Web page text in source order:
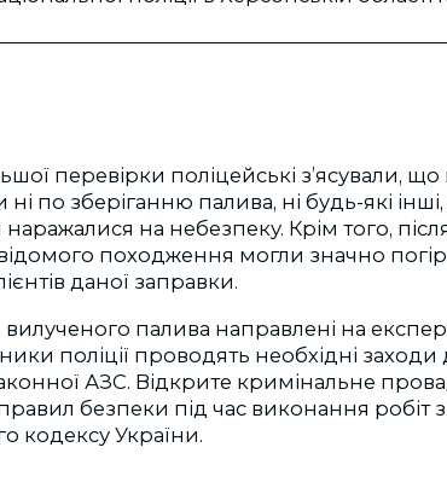
перевірки поліцейські з’ясували,
по зберіганню палива, ні будь-які
на небезпеку. Крім того,
походження могли значно
даної заправки.
вилученого палива направлені на
поліції проводять необхідні
АЗС. Відкрите кримінальне
безпеки під час виконання
кодексу України.